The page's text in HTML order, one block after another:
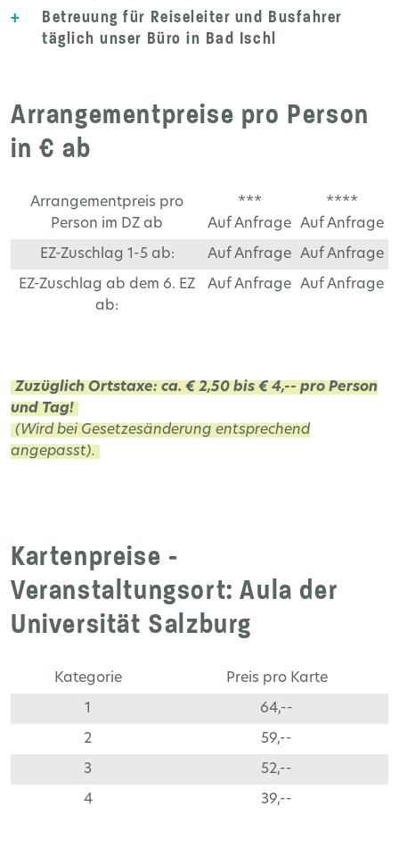
+
Betreuung für Reiseleiter und Busfahrer
täglich unser Büro in Bad Ischl
Arrangementpreise pro Person
in € ab
Arrangementpreis pro
Person im DZ ab
***
Auf Anfrage
****
Auf Anfrage
EZ-Zuschlag 1-5 ab: Auf Anfrage Auf Anfrage
EZ-Zuschlag ab dem 6. EZ
ab:
Auf Anfrage Auf Anfrage
Zuzüglich Ortstaxe: ca. € 2,50 bis € 4,-- pro Person
und Tag!
(Wird bei Gesetzesänderung entsprechend
angepasst).
Kartenpreise -
Veranstaltungsort: Aula der
Universität Salzburg
Kategorie Preis pro Karte
1 64,--
2 59,--
3 52,--
4 39,--